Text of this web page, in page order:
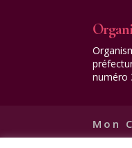
numéro
Mon